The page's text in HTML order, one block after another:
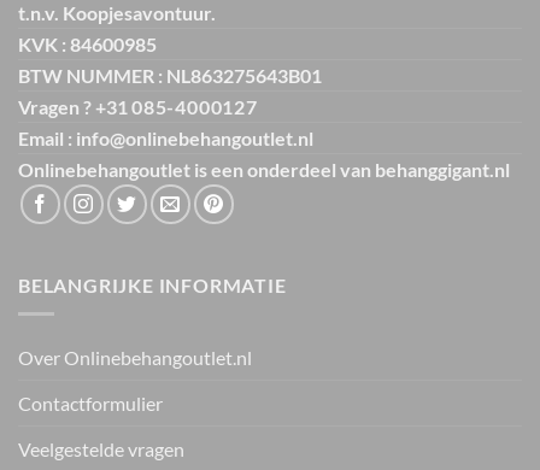
t.n.v. Koopjesavontuur.
KVK : 84600985
BTW NUMMER : NL863275643B01
Vragen ? +31 085-4000127
Email : info@onlinebehangoutlet.nl
Onlinebehangoutlet is een onderdeel van behanggigant.nl
BELANGRIJKE INFORMATIE
Over Onlinebehangoutlet.nl
Contactformulier
Veelgestelde vragen